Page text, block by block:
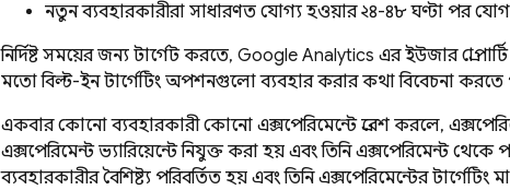
নতুন ব্যবহারকারীরা সাধারণত যোগ্য হওয়ার ২৪-৪৮ ঘণ্টা পর
নির্দিষ্ট সময়ের জন্য টার্গেট করতে, Google Analytics এর ইউজার
মতো বিল্ট-ইন টার্গেটিং অপশনগুলো ব্যবহার করার কথা বিবেচনা করতে
একবার কোনো ব্যবহারকারী কোনো এক্সপেরিমেন্টে প্রবেশ করলে,
এক্সপেরিমেন্ট ভ্যারিয়েন্টে নিযুক্ত করা হয় এবং তিনি এক্সপেরিমেন্ট
ব্যবহারকারীর বৈশিষ্ট্য পরিবর্তিত হয় এবং তিনি এক্সপেরিমেন্টের